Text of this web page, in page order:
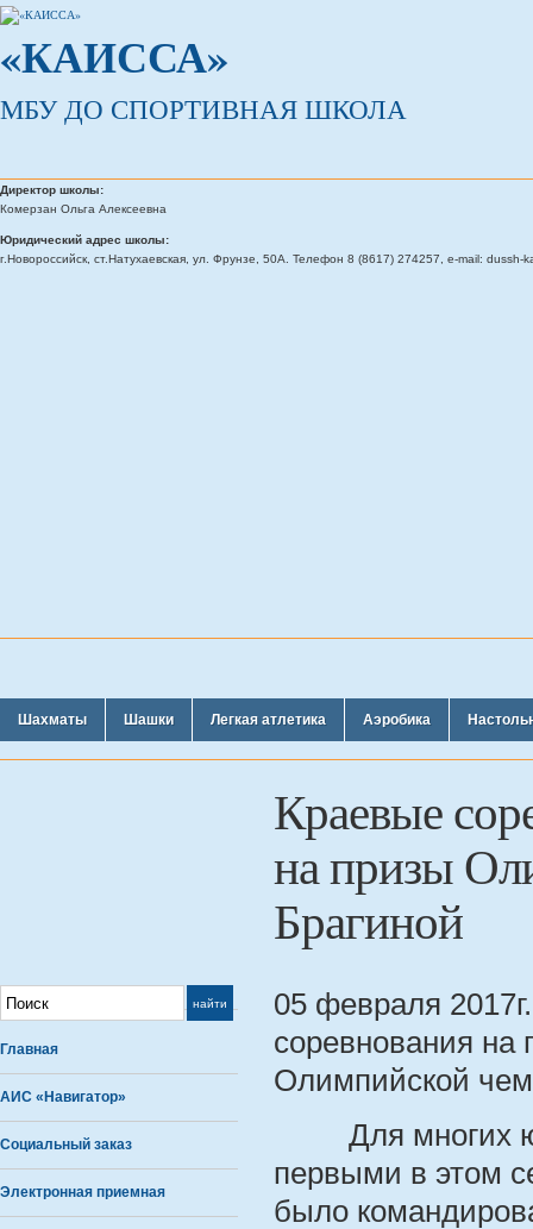
«КАИССА»
МБУ ДО СПОРТИВНАЯ ШКОЛА
Директор школы:
Комерзан Ольга Алексеевна
Юридический адрес школы:
г.Новороссийск, ст.Натухаевская, ул. Фрунзе, 50А. Телефон 8 (8617) 274257, e-mail: dussh-
Шахматы Шашки Легкая атлетика Аэробика
Краевые
на призы
Брагиной
Главная
АИС «Навигатор»
Социальный заказ
Электронная приемная
05 февраля
соревнования на
Олимпийской
Для многих
первыми в этом
было